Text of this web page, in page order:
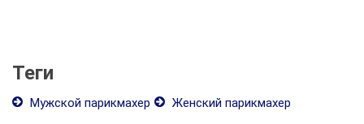
Теги
Мужской парикмахер
Женский парикмахер